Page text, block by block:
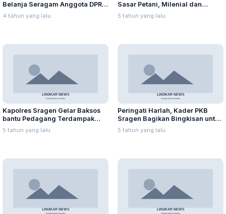
Belanja Seragam Anggota DPRD
Capai Ratusan Juta
4 tahun yang lalu
Sasar Petani, Milenial dan
Pegawai SPBU
5 tahun yang lalu
Kapolres Sragen Gelar Baksos
bantu Pedagang Terdampak
PPKM
5 tahun yang lalu
Peringati Harlah, Kader PKB
Sragen Bagikan Bingkisan untuk
Keluarga Isoman
5 tahun yang lalu